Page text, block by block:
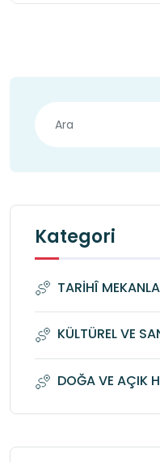
Kategori
TARİHÎ
KÜLTÜREL VE
DOĞA VE AÇIK